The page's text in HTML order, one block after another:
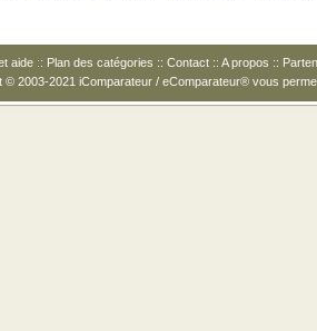
aide :: Plan des catégories :: Contact :: A propos ::
© 2003-2021 iComparateur / eComparateur® vous